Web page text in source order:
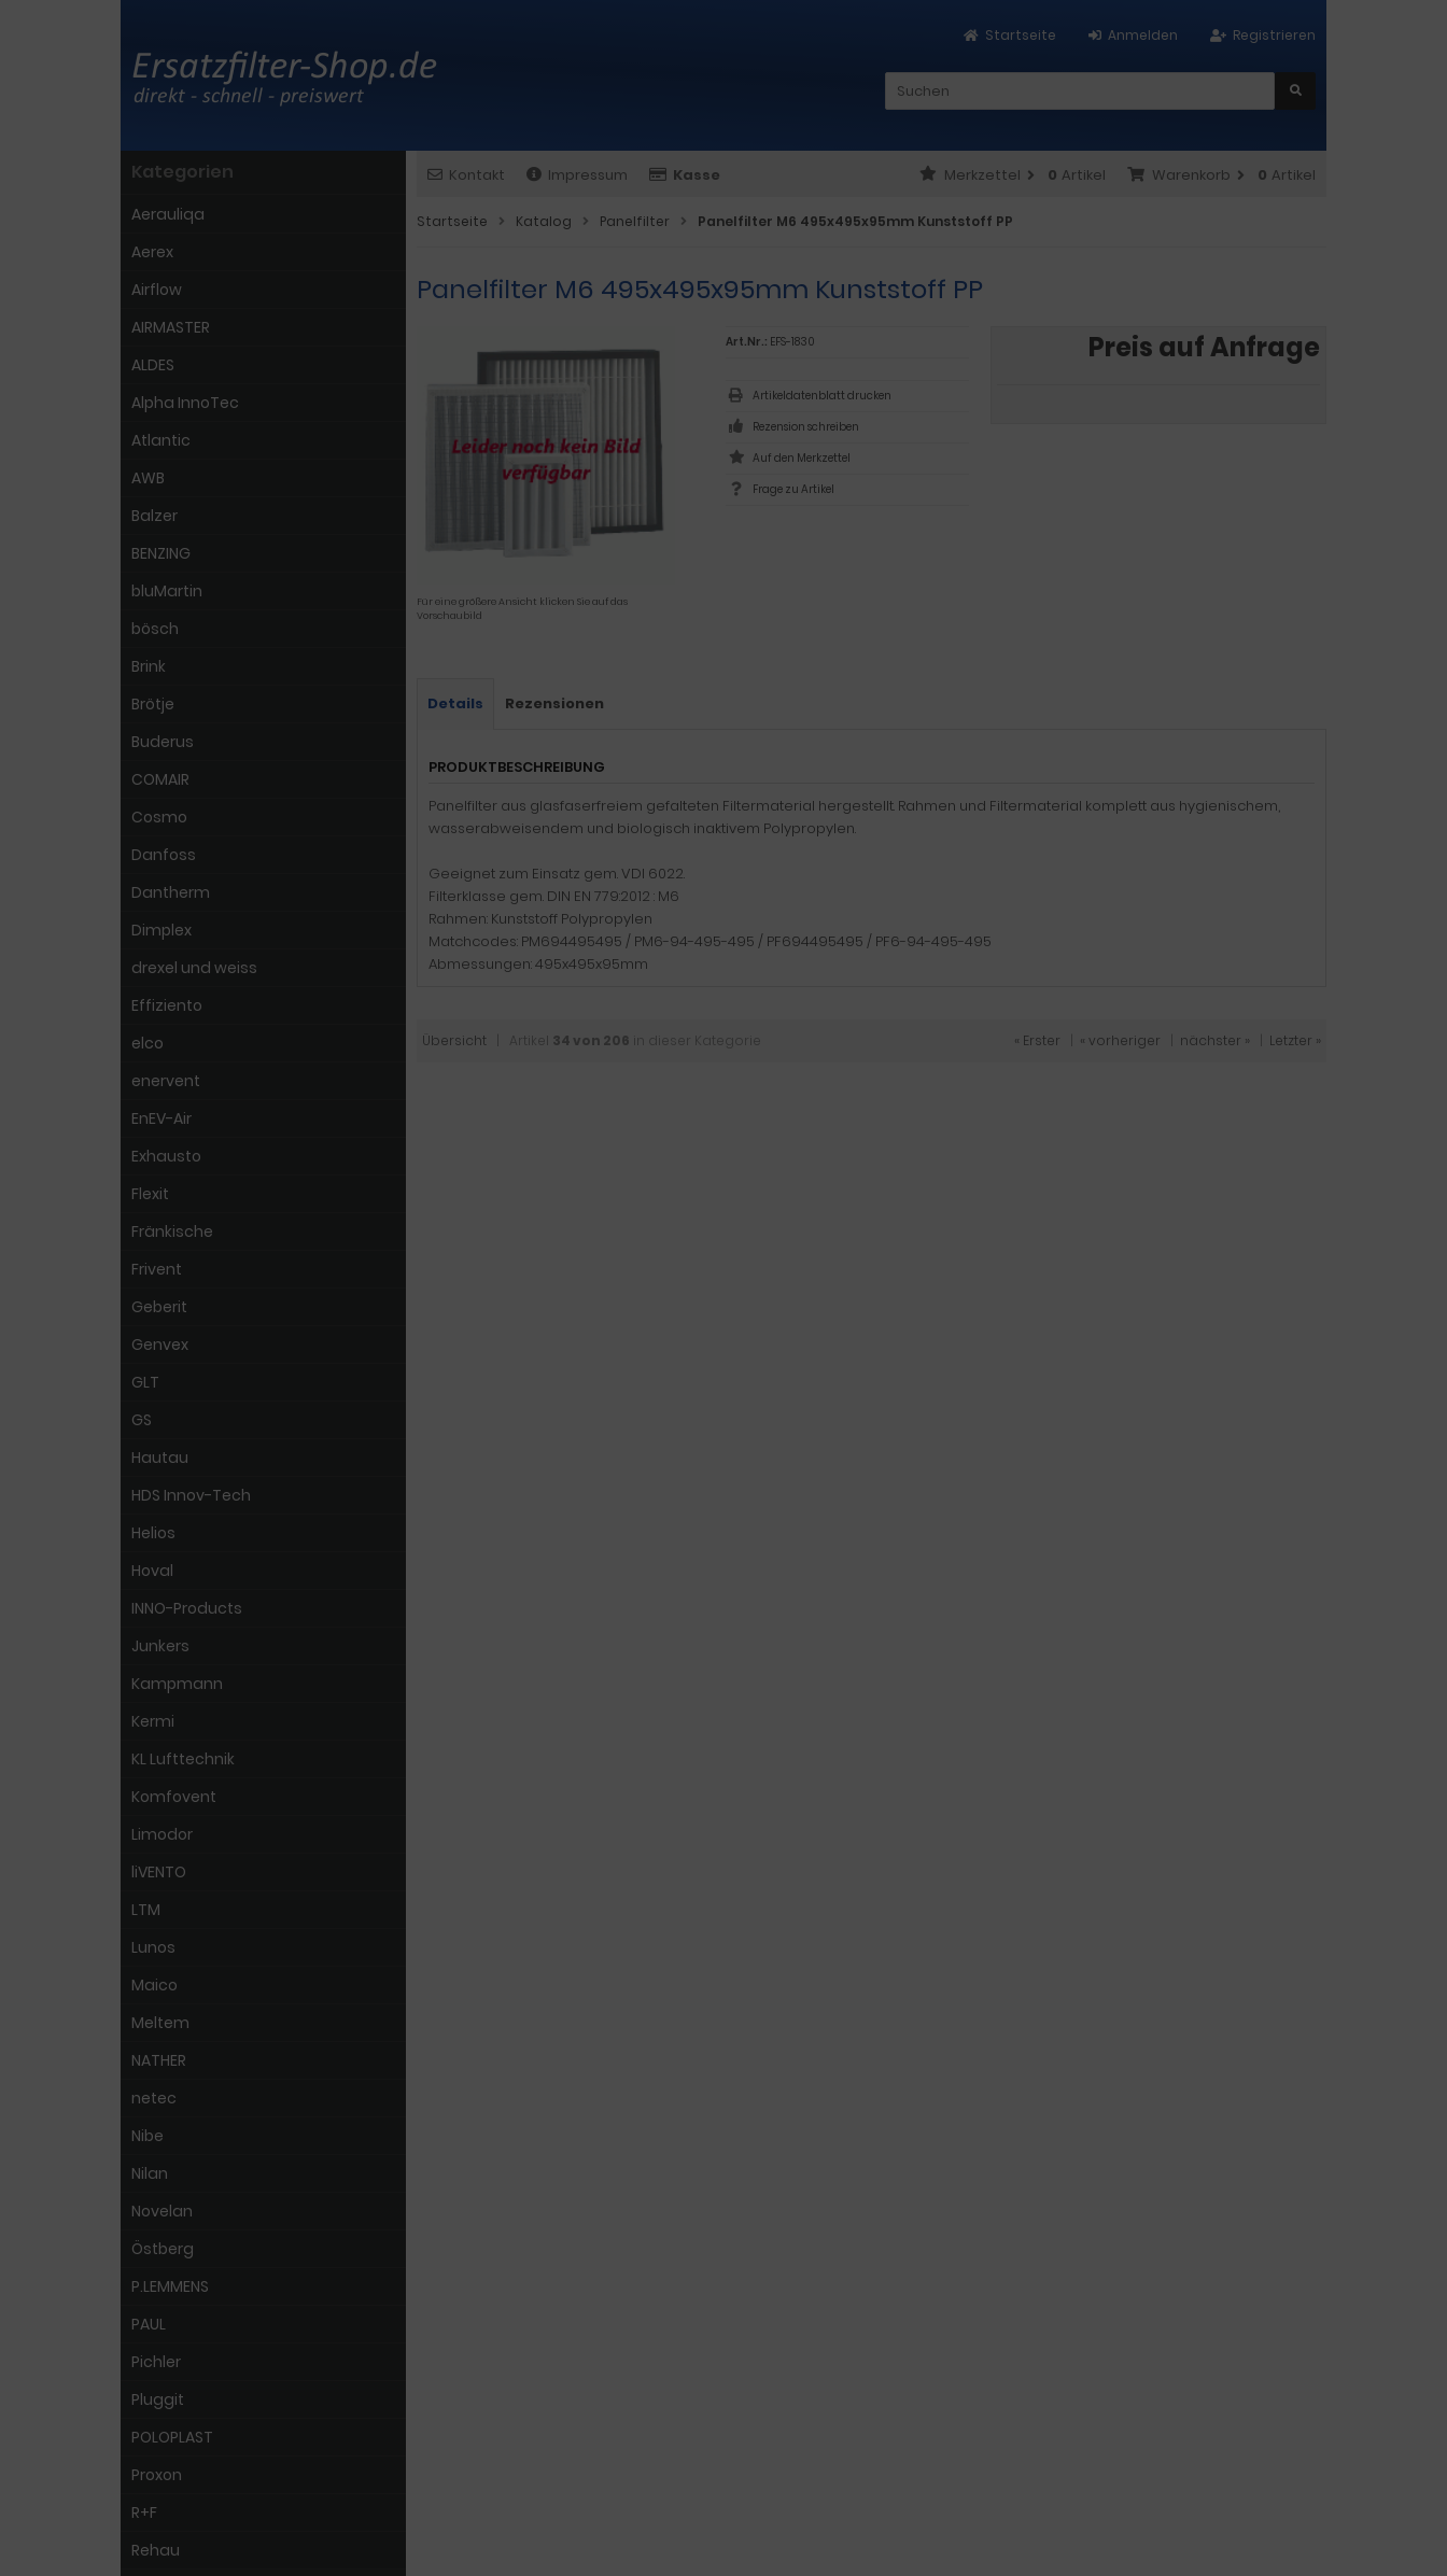
Registrieren
Anmelden
Startseite
Kontakt Impressum Kasse Warenkorb 0 Artikel
Merkzettel 0 Artikel
Startseite Katalog Panelfilter Panelfilter M6 495x495x95mm Kunststoff PP
Panelfilter M6 495x495x95mm Kunststoff PP
Für eine größere Ansicht klicken Sie auf das
Vorschaubild
Preis auf Anfrage
Art.Nr.: EFS-1830
Artikeldatenblatt drucken
Rezension schreiben
Frage zu Artikel
Details Rezensionen
PRODUKTBESCHREIBUNG
Panelfilter aus glasfaserfreiem gefalteten Filtermaterial hergestellt. Rahmen und Filtermaterial komplett aus hygienischem,
wasserabweisendem und biologisch inaktivem Polypropylen.
Geeignet zum Einsatz gem. VDI 6022.
Filterklasse gem. DIN EN 779:2012 : M6
Rahmen: Kunststoff Polypropylen
Matchcodes: PM694495495 / PM6-94-495-495 / PF694495495 / PF6-94-495-495
Abmessungen: 495x495x95mm
Übersicht | Artikel 34 von 206 in dieser Kategorie « Erster « vorheriger nächster » Letzter »
Kategorien
Aerauliqa
Aerex
Airflow
AIRMASTER
ALDES
Alpha InnoTec
Atlantic
AWB
Balzer
BENZING
bluMartin
bösch
Brink
Brötje
Buderus
COMAIR
Cosmo
Danfoss
Dantherm
Dimplex
drexel und weiss
Effiziento
elco
enervent
EnEV-Air
Exhausto
Flexit
Fränkische
Frivent
Geberit
Genvex
GLT
GS
Hautau
HDS Innov-Tech
Helios
Hoval
INNO-Products
Junkers
Kampmann
Kermi
KL Lufttechnik
Komfovent
Limodor
liVENTO
LTM
Lunos
Maico
Meltem
NATHER
netec
Nibe
Nilan
Novelan
Östberg
P.LEMMENS
PAUL
Pichler
Pluggit
POLOPLAST
Proxon
R+F
Rehau